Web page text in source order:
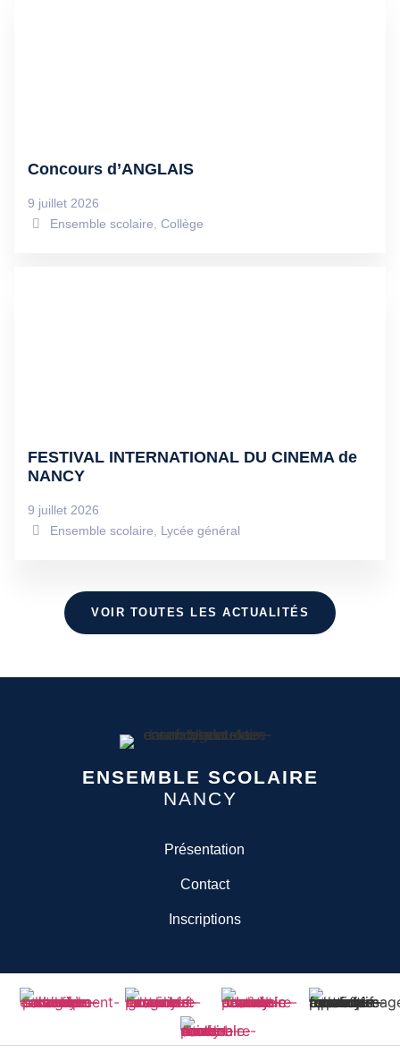
Concours d’ANGLAIS
9 juillet 2026
Ensemble scolaire Collège
FESTIVAL INTERNATIONAL DU CINEMA de
NANCY
9 juillet 2026
Ensemble scolaire
Lycée général
VOIR TOUTES LES ACTUALITÉS
ENSEMBLE SCOLAIRE
NANCY
Présentation
Contact
Inscriptions